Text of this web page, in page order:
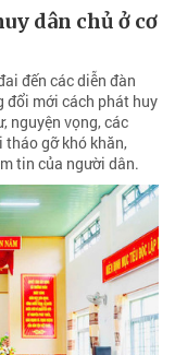
dân chủ ở cơ
đến các diễn đàn
đổi mới cách phát huy
nguyện vọng, các
gỡ khó khăn,
tin của người dân.